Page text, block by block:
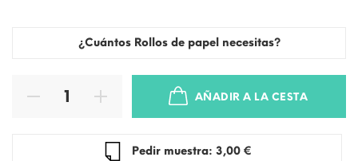
¿Cuántos Rollos de papel necesitas?
AÑADIR A LA CESTA
Pedir muestra: 3,00 €